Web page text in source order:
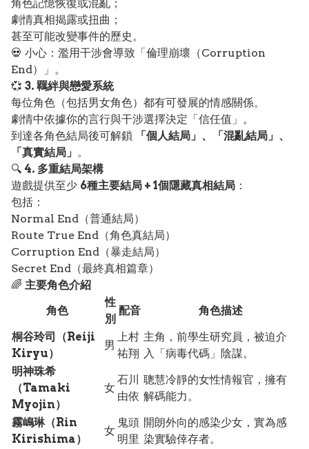
角色記憶恢復或混亂；
劇情真相揭露或扭曲；
甚至可能改變事件的歷史。
💀 小心：濫用干涉會導致「倫理崩壞（Corruption
End）」。
💞 3. 羈絆與戀愛系統
每位角色（包括男女角色）都有可發展的情感關係。
劇情中依據你的言行與干涉選擇決定「信任值」。
到達各角色結局後可解鎖
「個人結局」、「混亂結局」、
「真實結局」 。
🔍 4. 多重結局架構
遊戲提供至少 6種主要結局 + 1個隱藏真相結局 ：
包括：
Normal End（普通結局）
Route True End（角色真結局）
Corruption End（暴走結局）
Secret End（最終真相篇章）
🌈 主要角色介紹
角色
性
別
配音
角色描述
桐谷玲司（Reiji
Kiryu）
男
上村
祐翔
主角，前學生研究員，被迫介
入「病毒代碼」陰謀。
明神珠希
（Tamaki
Myojin）
女
石川
由依
聰慧冷靜的女性情報官，擁有
解碼能力。
霧嶋琳（Rin
Kirishima）
女
鬼頭
明里
開朗外向的感染少女，實為感
染實驗倖存者。